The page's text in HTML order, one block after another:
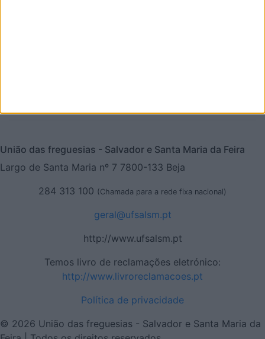
União das freguesias - Salvador e Santa Maria da Feira
Largo de Santa Maria nº 7 7800-133 Beja
284 313 100 (Chamada para a rede fixa nacional)
geral@ufsalsm.pt
http://www.ufsalsm.pt
Temos livro de reclamações eletrónico:
http://www.livroreclamacoes.pt
Política de privacidade
© 2026 União das freguesias - Salvador e Santa Maria da